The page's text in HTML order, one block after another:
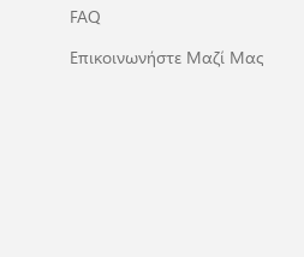
FAQ
Επικοινωνήστε Μαζί Μας